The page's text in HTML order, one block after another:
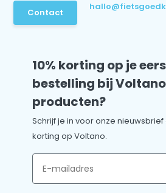
Contact
10% korting op je
bestelling bij Voltano
producten?
Schrijf je in voor onze nieuwsbrief
korting op Voltano.
Email